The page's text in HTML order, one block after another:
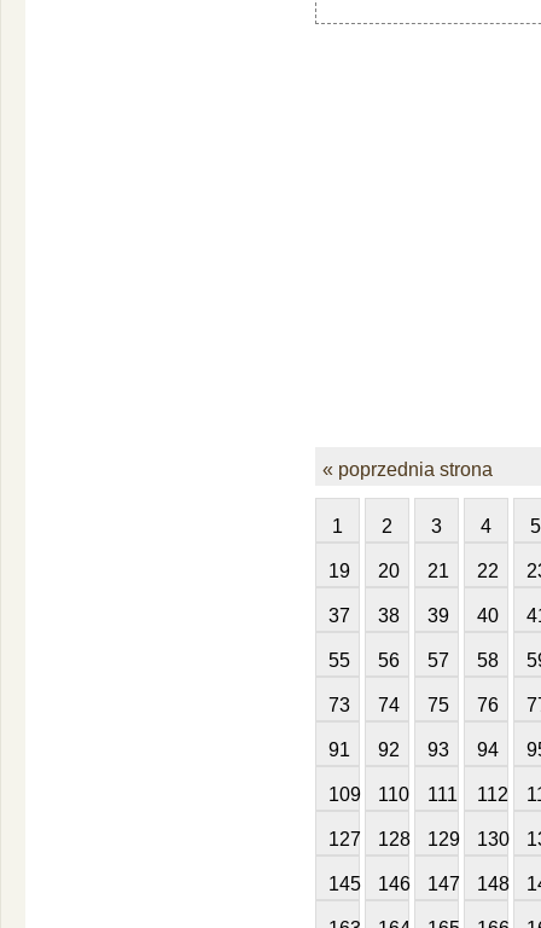
« poprzednia strona
1 2 3 4 5
19 20 21 22
37 38 39 40
55 56 57 58
73 74 75 76
91 92 93 94
109 110 111 112
127 128 129 130
145 146 147 148